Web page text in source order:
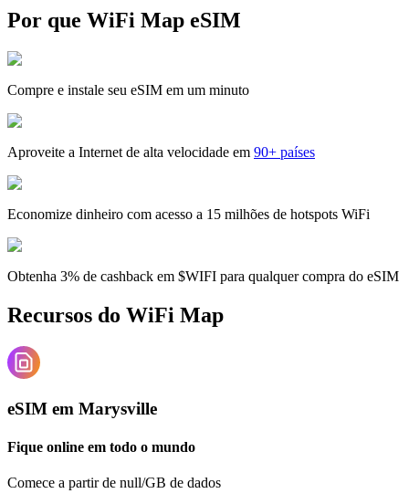
Por que WiFi Map eSIM
Compre e instale seu eSIM em um minuto
Aproveite a Internet de alta velocidade em 90+ países
Economize dinheiro com acesso a 15 milhões de hotspots WiFi
Obtenha 3% de cashback em $WIFI para qualquer compra do eSIM
Recursos do WiFi Map
eSIM em Marysville
Fique online em todo o mundo
Comece a partir de null/GB de dados